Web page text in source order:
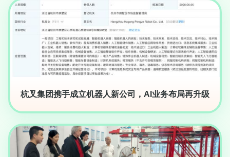
杭叉集团携手成立机器人新公司，AI业务布局再升级